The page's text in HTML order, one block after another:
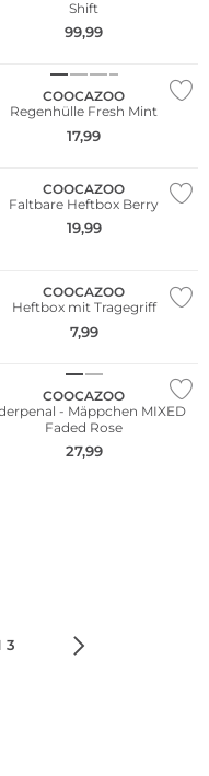
Shift
99,99
COOCAZOO
Regenhülle Fresh Mint
17,99
COOCAZOO
Faltbare Heftbox Berry
19,99
COOCAZOO
Heftbox mit Tragegriff
7,99
COOCAZOO
- Mäppchen MIXED
Faded Rose
27,99
3